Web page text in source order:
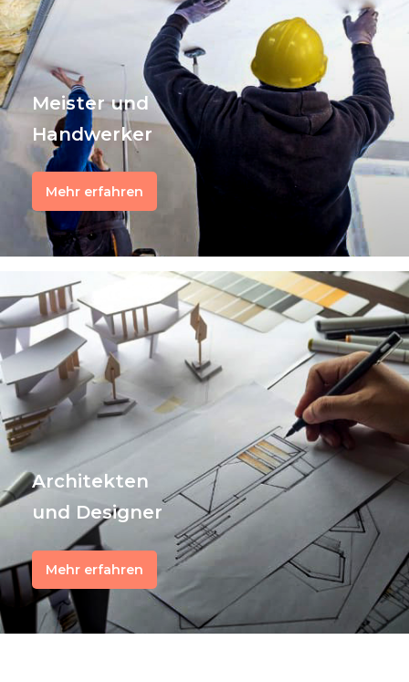
Meister und
Handwerker
Mehr erfahren
Architekten
und Designer
Mehr erfahren